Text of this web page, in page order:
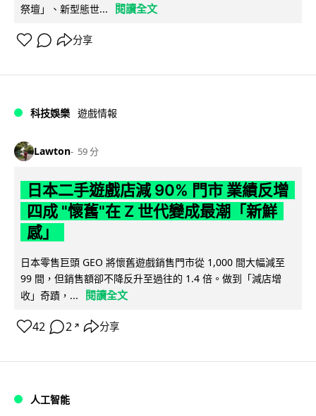
祭壇」、新型態世...
閱讀全文
分享
科技娛樂 遊戲情報
Lawton 59 分
日本二手遊戲店減 90% 門市 業績反增
四成 "懷舊"在 Z 世代變成最潮「新鮮
感」
日本零售巨頭 GEO 將懷舊遊戲銷售門市從 1,000 間大幅減至
99 間，但銷售額卻不降反升至過往的 1.4 倍。做到「減店增
收」奇蹟，...
閱讀全文
42 2 ↗ 分享
人工智能